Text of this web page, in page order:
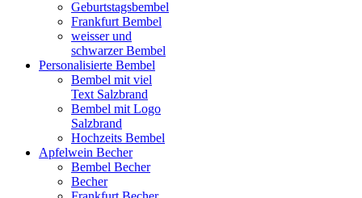
Geburtstagsbembel
Frankfurt Bembel
weisser und
schwarzer Bembel
Personalisierte Bembel
Bembel mit viel
Text Salzbrand
Bembel mit Logo
Salzbrand
Hochzeits Bembel
Apfelwein Becher
Bembel Becher
Becher